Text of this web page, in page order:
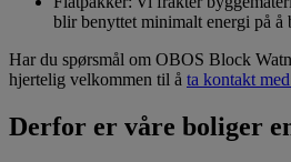
blir benyttet minimalt energi på å
Har du spørsmål om OBOS Block
hjertelig velkommen til å ta kontakt
Derfor er våre boliger